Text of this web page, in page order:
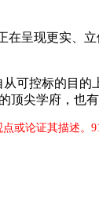
现更实、
控标的目的
尖学府，也有
或论证其描述。